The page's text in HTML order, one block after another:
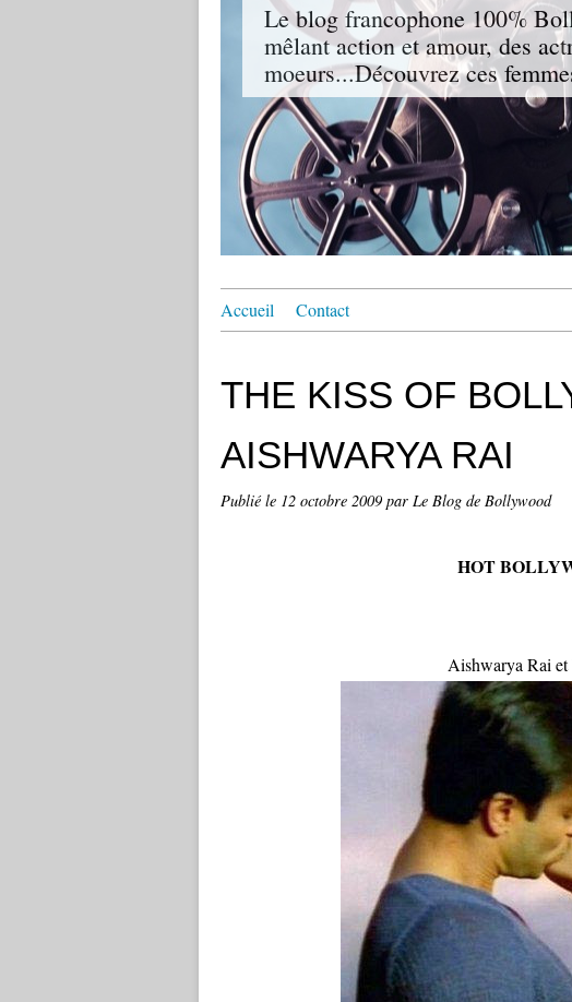
Le blog francophone 100%
mêlant action et amour, des
moeurs...Découvrez ces
Accueil Contact
THE KISS OF
AISHWARYA RAI
Publié le 12 octobre 2009 par Le Blog de Bollywood
HOT
Aishwarya Rai